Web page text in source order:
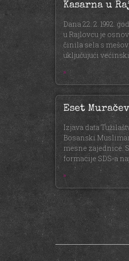
Kasarna u
Dana 22. 2. 1992.
u Rajlovcu je
činila sela s
uključujući
»
Eset
Izjava data
Bosanski
mesne zajednice.
formacije SDS-a
»